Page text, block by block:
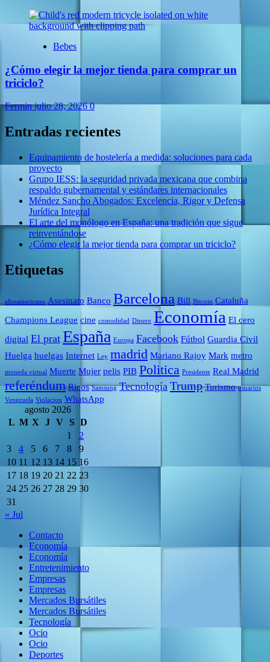
Bebes
¿Cómo elegir la mejor tienda para comprar un
triciclo?
Ferminjulio 28, 20260
Entradas recientes
Equipamiento de hostelería a medida: soluciones para cada
proyecto
Grupo IESS: la seguridad privada mexicana que combina
respaldo gubernamental y estándares internacionales
Méndez Sancho Abogados: Excelencia, Rigor y Defensa
Jurídica Integral
El arte del monólogo en España: una tradición que sigue
reinventándose
¿Cómo elegir la mejor tienda para comprar un triciclo?
Etiquetas
afroamericano Asesinato Banco Barcelona Bill Bitcoin Cataluña
Champions League cine comodidad Dinero Economía El cero
digital El prat España Europa Facebook Fútbol Guardia Civil
Huelga huelgas Internet Ley madrid Mariano Rajoy Mark metro
moneda virtual Muerte Mujer pelis PIB Politica Presidente Real Madrid
referéndum Ricos Samsung Tecnología Trump Turismo usuarios
Venezuela Violacion WhatsApp
agosto 2026
L M X J V S D
1
2
3
4 5 6 7 8
9
10 11 12 13 14 15 16
17 18 19 20 21 22 23
24 25 26 27 28 29 30
31
« Jul
Contacto
Economía
Economía
Entretenimiento
Empresas
Empresas
Mercados Bursátiles
Mercados Bursátiles
Tecnología
Ocio
Ocio
Deportes